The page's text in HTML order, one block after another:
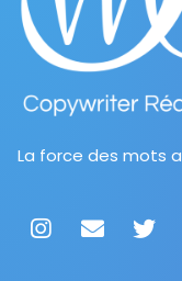
La force des mots